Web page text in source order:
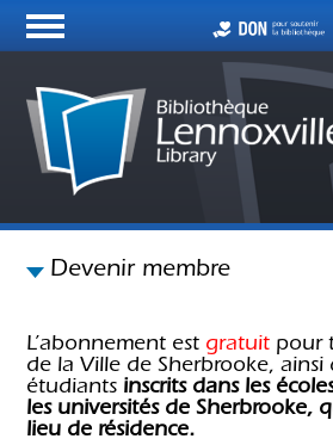
Devenir membre
L’abonnement est gratuit pour
de la Ville de Sherbrooke, ainsi
étudiants inscrits dans les
les universités de Sherbrooke,
lieu de résidence.